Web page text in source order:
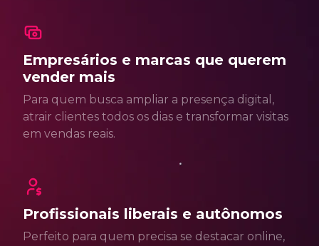
Empresários e marcas que querem
vender mais
Para quem busca ampliar a presença digital,
atrair clientes todos os dias e transformar visitas
em vendas reais.
Profissionais liberais e autônomos
Perfeito para quem precisa se destacar online,